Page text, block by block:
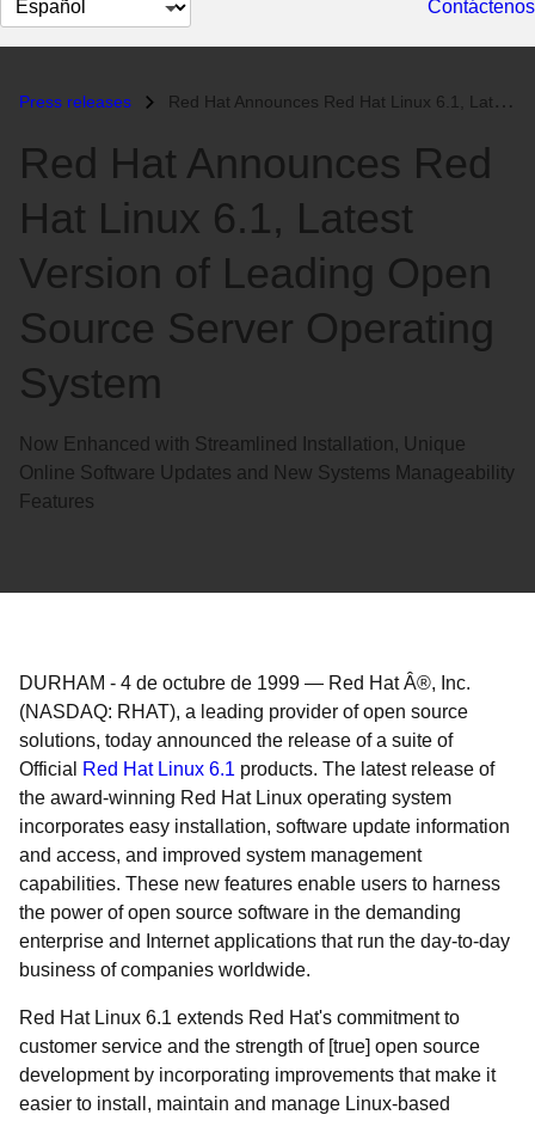
el
Contáctenos
Press releases Red Hat Announces Red Hat Linux 6.1, Latest Version of Leading Open So...
Red Hat Announces Red
Hat Linux 6.1, Latest
Version of Leading Open
Source Server Operating
System
Now Enhanced with Streamlined Installation, Unique
Online Software Updates and New Systems Manageability
Features
DURHAM - 4 de octubre de 1999 — Red Hat Â®, Inc.
(NASDAQ: RHAT), a leading provider of open source
solutions, today announced the release of a suite of
Official
Red Hat Linux 6.1 products. The latest release of
the award-winning Red Hat Linux operating system
incorporates easy installation, software update information
and access, and improved system management
capabilities. These new features enable users to harness
the power of open source software in the demanding
enterprise and Internet applications that run the day-to-day
business of companies worldwide.
Red Hat Linux 6.1 extends Red Hat's commitment to
customer service and the strength of [true] open source
development by incorporating improvements that make it
easier to install, maintain and manage Linux-based